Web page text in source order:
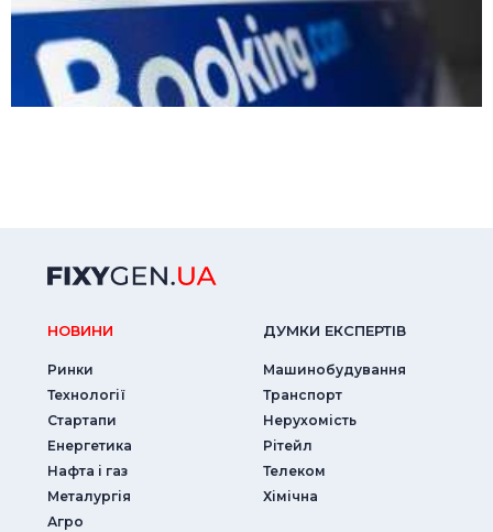
НОВИНИ
Ринки
Технології
Стартапи
Енергетика
Нафта і газ
Металургія
Агро
ДУМКИ ЕКСПЕРТIВ
Машинобудування
Транспорт
Нерухомість
Рітейл
Телеком
Хімічна